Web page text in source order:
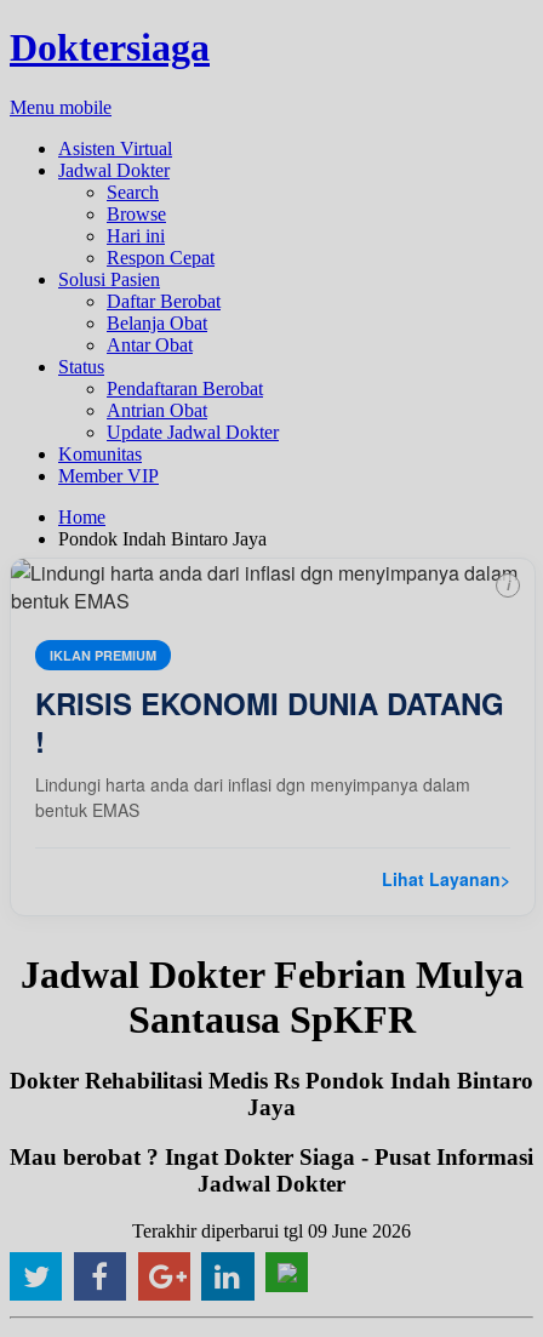
Doktersiaga
Menu mobile
Asisten Virtual
Jadwal Dokter
Search
Browse
Hari ini
Respon Cepat
Solusi Pasien
Daftar Berobat
Belanja Obat
Antar Obat
Status
Pendaftaran Berobat
Antrian Obat
Update Jadwal Dokter
Komunitas
Member VIP
Home
Pondok Indah Bintaro Jaya
IKLAN PREMIUM
KRISIS EKONOMI DUNIA DATANG
!
Lindungi harta anda dari inflasi dgn menyimpanya dalam
bentuk EMAS
Lihat Layanan>
i
Jadwal Dokter Febrian Mulya
Santausa SpKFR
Dokter Rehabilitasi Medis Rs Pondok Indah Bintaro
Jaya
Mau berobat ? Ingat Dokter Siaga - Pusat Informasi
Jadwal Dokter
Terakhir diperbarui tgl 09 June 2026